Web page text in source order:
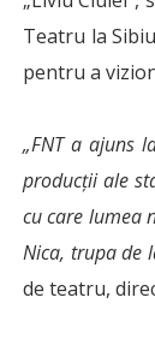
Teatru la
pentru a
„FNT a ajuns
producții ale
cu care lumea
Nica, trupa de
de teatru,